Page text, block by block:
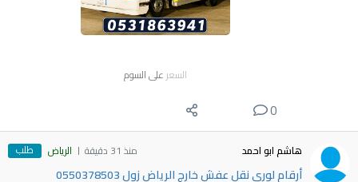
السعر على السوم
0
هاشم ابو احمد منذ 31 دقيقة الرياض طلب
أرقام لوري نقل عفش خارج الرياض زول 0550378503